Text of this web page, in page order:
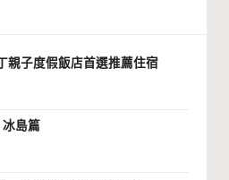
親子度假飯店首選推薦住宿
島篇